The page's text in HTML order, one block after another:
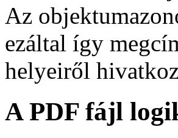
Az
ezáltal így
helyeiről
A PDF fájl